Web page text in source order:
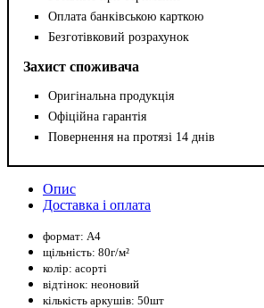
Оплата банківською карткою
Безготівковий розрахунок
Захист споживача
Оригінальна продукція
Офіційна гарантія
Повернення на протязі 14 днів
Опис
Доставка і оплата
формат: А4
щільність: 80г/м²
колір: асорті
відтінок: неоновий
кількість аркушів: 50шт